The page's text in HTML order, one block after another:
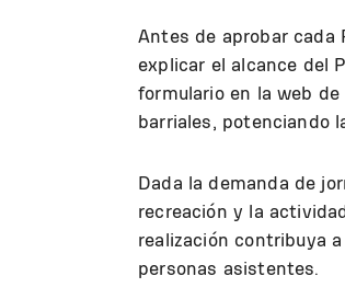
Antes de aprobar cada
explicar el alcance del
formulario en la web
barriales, potenciando
Dada la demanda de
recreación y la
realización contribuya
personas asistentes.